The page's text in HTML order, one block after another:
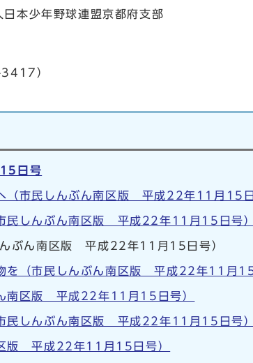
本少年野球連盟京都府支部
3417）
日号
（市民しんぶん南区版 平成22年11月15日
民しんぶん南区版 平成22年11月15日号）
ぶん南区版 平成22年11月15日号）
を（市民しんぶん南区版 平成22年11月15
南区版 平成22年11月15日号）
民しんぶん南区版 平成22年11月15日号）
版 平成22年11月15日号）